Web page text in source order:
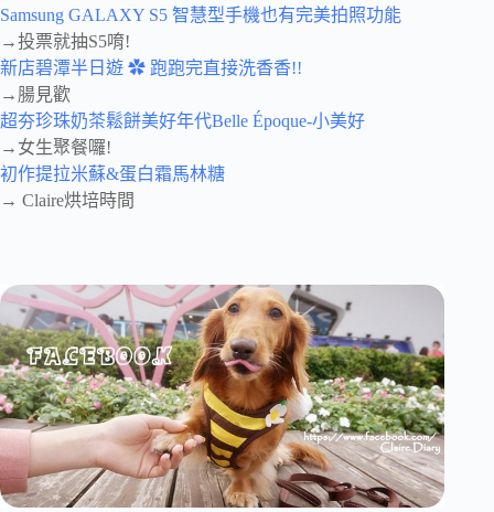
Samsung GALAXY S5 智慧型手機也有完美拍照功能
→投票就抽S5唷!
新店碧潭半日遊 ✿ 跑跑完直接洗香香!!
→腸見歡
超夯珍珠奶茶鬆餅美好年代Belle Époque-小美好
→女生聚餐囉!
初作提拉米蘇&蛋白霜馬林糖
→ Claire烘培時間